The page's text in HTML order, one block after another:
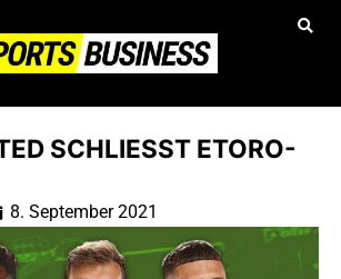
SCHLIESST ETORO-D
8. September 2021